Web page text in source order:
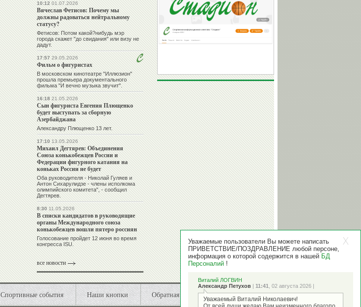
10:1201.07.2026
Вячеслав Фетисов: Почему мы
должны радоваться нейтральному
статусу?
Фетисов: Потом какой?нибудь мэр
города скажет "до свидания" или визу не
дадут.
17:5729.05.2026
Фильм о фигуристах
В московском кинотеатре "Иллюзион"
прошла премьера документального
фильма "И вечно музыка звучит".
16:1821.05.2026
Сын фигуриста Евгения Плющенко
будет выступать за сборную
Азербайджана
Александру Плющенко 13 лет.
17:1013.05.2026
Михаил Дегтярев: Объединения
Союза конькобежцев России и
Федерации фигурного катания на
коньках России не будет
Оба руководителя - Николай Гуляев и
Антон Сихарулидзе - члены исполкома
олимпийского комитета", - сообщил
Дегтярев.
8:3011.05.2026
В списки кандидатов в руководящие
органы Международного союза
конькобежцев вошли пятеро россиян
Голосование пройдет 12 июня во время
конгресса ISU.
все новости
Спортивные события Наши кнопки Обратная связь
Уважаемые пользователи Вы можете написать
ПРИВЕТСТВИЕ/ПОЗДРАВЛЕНИЕ любой персоне,
информация о которой содержится в нашей БД
Персоналий !
Виталий ЛОГВИН
Александр Петухов | 11:41 , 02 августа 2026 |
Уважаемый Виталий Николаевич!